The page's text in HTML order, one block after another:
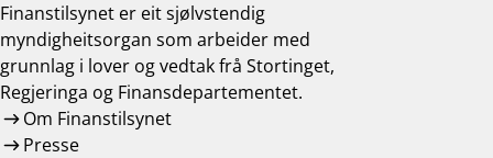
Finanstilsynet er eit sjølvstendig
myndigheitsorgan som arbeider med
grunnlag i lover og vedtak frå Stortinget,
Regjeringa og Finansdepartementet.
Om Finanstilsynet
Presse